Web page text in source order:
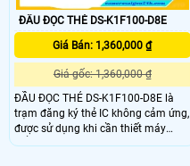
ĐẦU ĐỌC THẺ DS-K1F100-D8E
Giá Bán: 1,360,000 ₫
Giá gốc: 1,360,000 ₫
ĐẦU ĐỌC THẺ DS-K1F100-D8E là
trạm đăng ký thẻ IC không cảm ứng,
được sử dụng khi cần thiết máy
kiểm tra thẻ không cảm ứng của